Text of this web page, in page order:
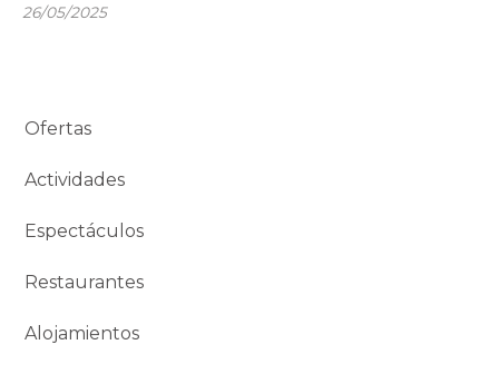
26/05/2025
Ofertas
Actividades
Espectáculos
Restaurantes
Alojamientos